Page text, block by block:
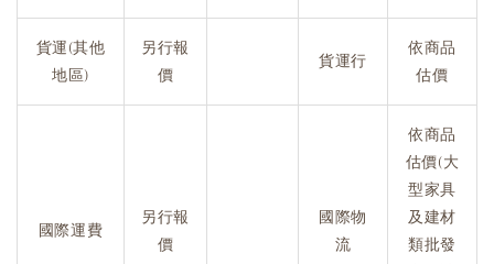
貨運(其他
地區)
另行報
價
貨運行
依商品
估價
國際運費
另行報
價
國際物
流
依商品
估價(大
型家具
及建材
類批發